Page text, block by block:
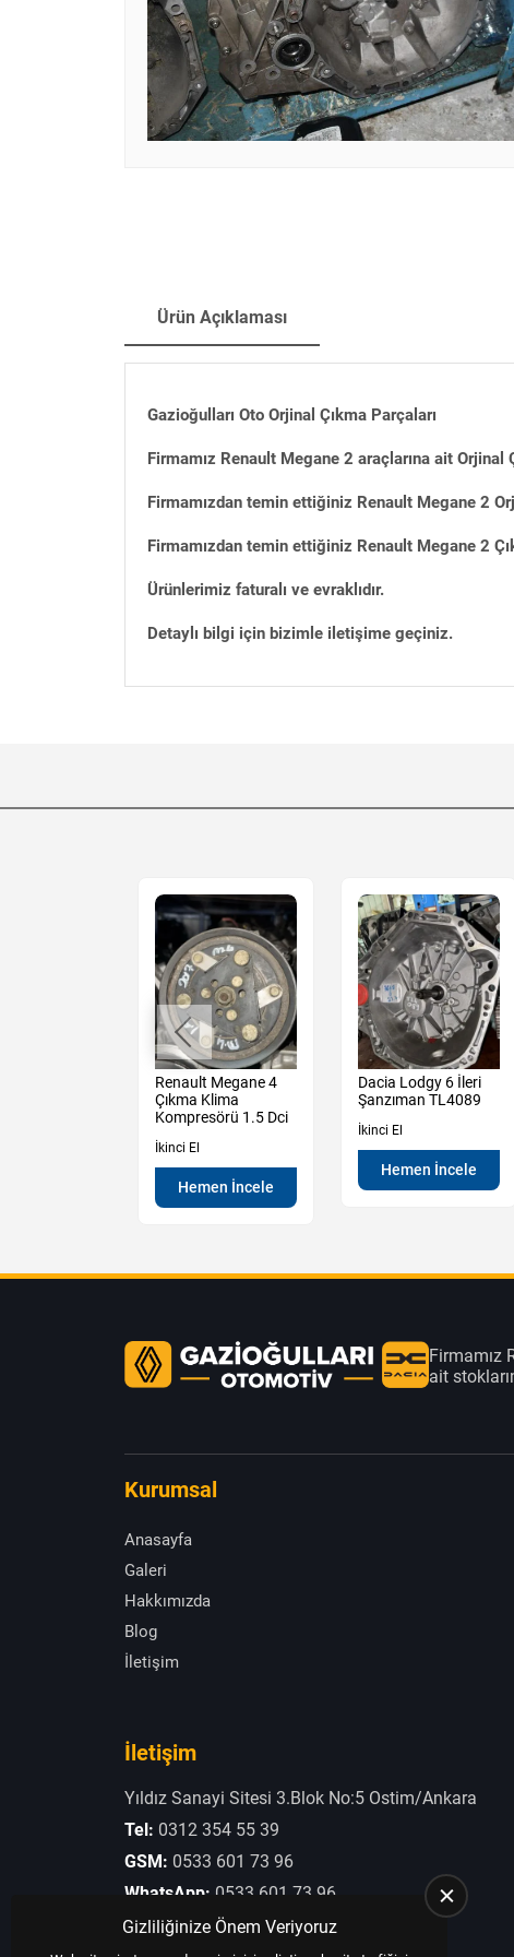
Ürün Açıklaması
Gazioğulları Oto Orjinal Çıkma Parçaları
Firmamız Renault Megane 2 araçlarına ait Orjinal
Firmamızdan temin ettiğiniz Renault Megane 2
Firmamızdan temin ettiğiniz Renault Megane 2
Ürünlerimiz faturalı ve evraklıdır.
Detaylı bilgi için bizimle iletişime geçiniz.
Renault Megane 4
Çıkma Klima
Kompresörü 1.5 Dci
İkinci El
Hemen İncele
Dacia Lodgy 6 İleri
Şanzıman TL4089
İkinci El
Hemen İncele
Firmamız
ait
Kurumsal
Anasayfa
Galeri
Hakkımızda
Blog
İletişim
İletişim
Yıldız Sanayi Sitesi 3.Blok No:5 Ostim/Ankara
Tel: 0312 354 55 39
GSM: 0533 601 73 96
WhatsApp: 0533 601 73 96
E-Posta:otogaziogullari@hotmail.com
Gizliliğinize Önem Veriyoruz